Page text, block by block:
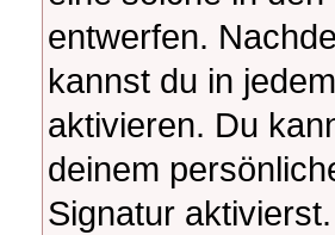
entwerfen.
kannst du in
aktivieren. Du
deinem
Signatur